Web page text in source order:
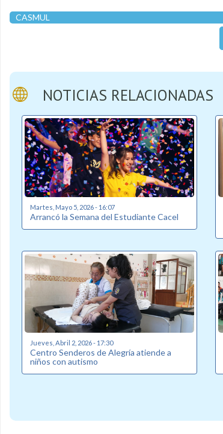
CASMUL
NOTICIAS RELACIONADAS
Martes, Mayo 5, 2026 - 16:07
Arrancó la Semana del Estudiante Cacel
Jueves, Abril 2, 2026 - 17:30
Centro Senderos de Alegría atiende a
niños con autismo